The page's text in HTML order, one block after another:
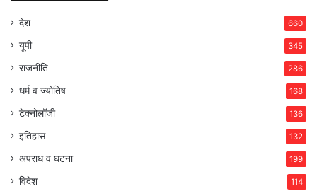
देश 660
यूपी 345
राजनीति 286
धर्म व ज्योतिष 168
टेक्नोलॉजी 136
इतिहास 132
अपराध व घटना 199
विदेश 114